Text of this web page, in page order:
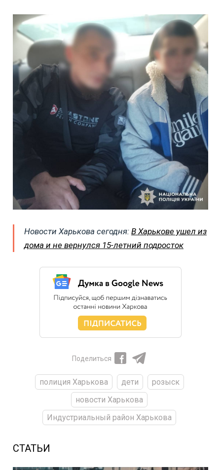
Новости Харькова сегодня: В Харькове ушел из
дома и не вернулся 15-летний подросток
Поделиться
полиция Харькова дети
розыск
новости Харькова
Индустриальный район Харькова
СТАТЬИ